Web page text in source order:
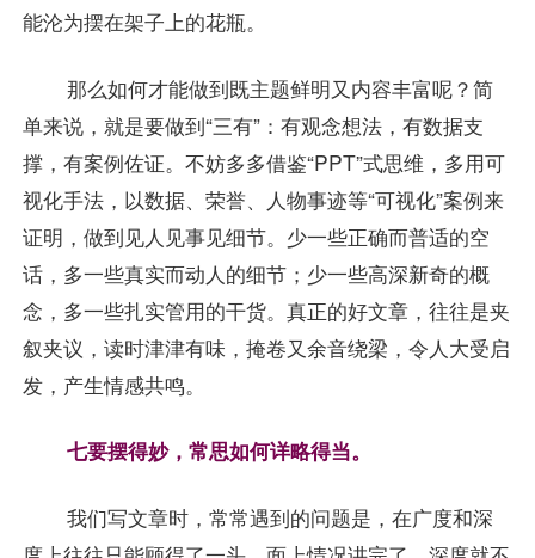
能沦为摆在架子上的花瓶。
那么如何才能做到既主题鲜明又内容丰富呢？简
单来说，就是要做到“三有”：有观念想法，有数据支
撑，有案例佐证。不妨多多借鉴“PPT”式思维，多用可
视化手法，以数据、荣誉、人物事迹等“可视化”案例来
证明，做到见人见事见细节。少一些正确而普适的空
话，多一些真实而动人的细节；少一些高深新奇的概
念，多一些扎实管用的干货。真正的好文章，往往是夹
叙夹议，读时津津有味，掩卷又余音绕梁，令人大受启
发，产生情感共鸣。
七要摆得妙，常思如何详略得当。
我们写文章时，常常遇到的问题是，在广度和深